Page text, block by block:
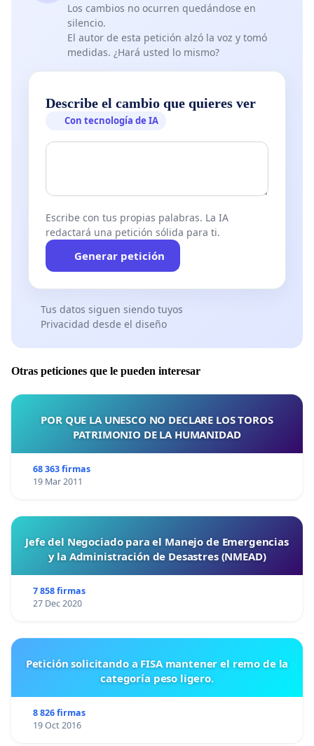
Los cambios no ocurren quedándose en
silencio.
El autor de esta petición alzó la voz y tomó
medidas. ¿Hará usted lo mismo?
Describe el cambio que quieres ver
Con tecnología de IA
Escribe con tus propias palabras. La IA
redactará una petición sólida para ti.
Generar petición
Tus datos siguen siendo tuyos
Privacidad desde el diseño
Otras peticiones que le pueden interesar
POR QUE LA UNESCO NO DECLARE LOS TOROS
PATRIMONIO DE LA HUMANIDAD
68 363 firmas
19 Mar 2011
Jefe del Negociado para el Manejo de Emergencias
y la Administración de Desastres (NMEAD)
7 858 firmas
27 Dec 2020
Petición solicitando a FISA mantener el remo de la
categoría peso ligero.
8 826 firmas
19 Oct 2016